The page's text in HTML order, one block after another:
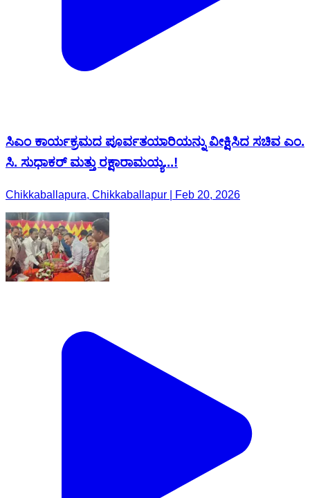
ಸಿಎಂ ಕಾರ್ಯಕ್ರಮದ ಪೂರ್ವತಯಾರಿಯನ್ನು ವೀಕ್ಷಿಸಿದ ಸಚಿವ ಎಂ.
ಸಿ. ಸುಧಾಕರ್ ಮತ್ತು ರಕ್ಷಾರಾಮಯ್ಯ...!
Chikkaballapura, Chikkaballapur | Feb 20, 2026